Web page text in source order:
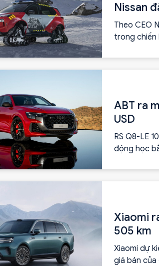
Nissan
Theo CEO
trong chiến
ABT ra
USD
RS Q8-LE
động học
Xiaomi
505 km
Xiaomi dự
giá bán của